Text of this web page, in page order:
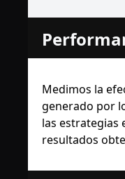
Medimos la
generado por
las estrategias
resultados